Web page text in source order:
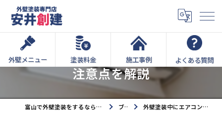
外壁メニュー 塗装料金 施工事例 よくある質問
外壁塗装中はエアコンが使える？
注意点を解説
富山で外壁塗装をするなら外壁塗装専門店安井創建へ ブログ 外壁塗装中にエアコンは使える？注意点を解説